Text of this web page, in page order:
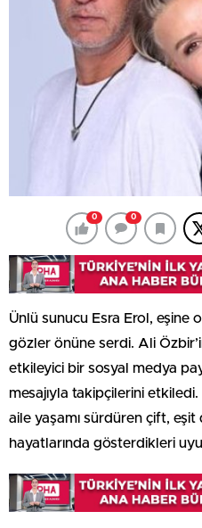
0 0
Ünlü sunucu Esra Erol, eşine
gözler önüne serdi. Ali
etkileyici bir sosyal medya
mesajıyla takipçilerini
aile yaşamı sürdüren çift, eşit
hayatlarında gösterdikleri